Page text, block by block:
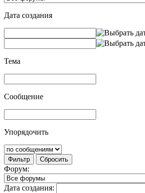
Дата создания
Тема
Сообщение
Упорядочить
Фильтр Сбросить
Форум:
Дата создания: